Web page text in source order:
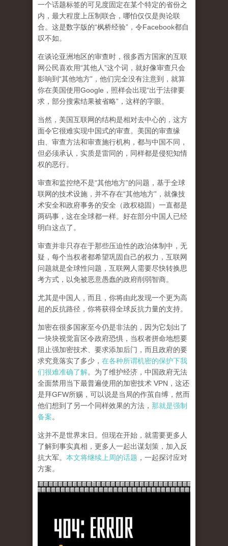
一个话题标签的可见度固定在某个特定的省份之
内，最大程度上压制联合 ，哪怕仅仅是舆论联
合。这是数字版的“枫桥经验”，令Facebook都自
叹不如。
在谈论亚洲地区的审查时，很多西方国家的互联
网公民喜欢用“其他人”这个词，就好像审查只会
影响到“其他地方”，他们完全没有注意到， 就算
你在美国使用Google，照样会出现“出于法律要
求，部分搜索结果被省略”，这样的字眼。
当然，美国互联网的结构是相对去中心的，这方
面令它很难实现中国式的审查。美国的审查缘
由、审查方法和审查施行机构，都与中国不同，
但必须承认， 实质是雷同的，同样都是侵犯知情
权的恶行。
审查和监控绝不是“其他地方”的问题，基于全球
联网的技术设施，并不存在“其他地方”，就像技
术安全和政府事务的安全（政权稳固）一直都是
两码事，这在全球都一样。好在部分中国人已经
明白这点了。
审查并非只存在于那些压迫性的政治体制中，无
疑，每个当权者都希望巩固自己的权力，互联网
问题就是全球性问题，互联网人需要尽快转换思
考方式，以免被恶意愚蠢的政府削弱智商。
尤其是中国人，而且，你将由此发现一个更为高
超的反抗路径，你将获得全球反抗力量的支持。
加密在很多国家至今仍是非法的，因为它划出了
一块块视觉盲区令政府恐惧，当权者拼命地想要
阻止强加密技术、要求添加后门，而且政府的要
求究竟落实了多少， 在各种所谓机密的保护下我
们很难准确了解。为了维护经济，中国政府无法
全面禁用当下最普遍使用的加密技术 VPN，这还
是拜GFW所赐，可以说是当局的作茧自缚，然而
他们想到了另一个同样效果的方法， 那就是强制
备案。
这并不是世界末日。但现在开始，就需要更多人
了解到事实真相，更多人一起出谋划策，加入反
抗大军。 本文将继续上周的话题 ，一起探讨应对
方案。